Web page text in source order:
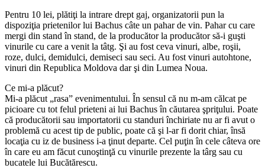
Pentru 10 lei, plătiţi la intrare drept gaj, organizatorii pun la
dispoziţia prietenilor lui Bachus câte un pahar de vin. Pahar cu care
mergi din stand în stand, de la producător la producător să-i guşti
vinurile cu care a venit la tâtg. Şi au fost ceva vinuri, albe, roşii,
roze, dulci, demidulci, demiseci sau seci. Au fost vinuri autohtone,
vinuri din Republica Moldova dar şi din Lumea Noua.
Ce mi-a plăcut?
Mi-a plăcut „rasa” evenimentului. În sensul că nu m-am călcat pe
picioare cu tot felul prieteni ai lui Bachus în căutarea şpriţului. Poate
că producătorii sau importatorii cu standuri închiriate nu ar fi avut o
problemă cu acest tip de public, poate că şi l-ar fi dorit chiar, însă
locaţia cu iz de business i-a ţinut departe. Cel puţin în cele câteva ore
în care eu am făcut cunoştinţă cu vinurile prezente la târg sau cu
bucatele lui Bucătărescu.